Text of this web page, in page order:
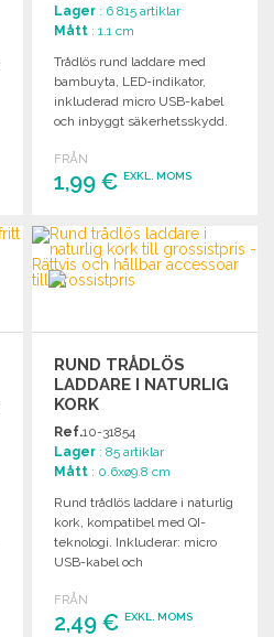
Lager : 6 815 artiklar
Mått : 1.1 cm
Trådlös rund laddare med
bambuyta, LED-indikator,
inkluderad micro USB-kabel
och inbyggt säkerhetsskydd.
FRÅN
1,99 €EXKL. MOMS
BESTÄLL
Begär offert
RUND TRÅDLÖS
LADDARE I NATURLIG
KORK
Ref.10-31854
Lager : 85 artiklar
Mått : 0.6xø9.8 cm
Rund trådlös laddare i naturlig
kork, kompatibel med QI-
teknologi. Inkluderar: micro
USB-kabel och
FRÅN
2,49 €EXKL. MOMS